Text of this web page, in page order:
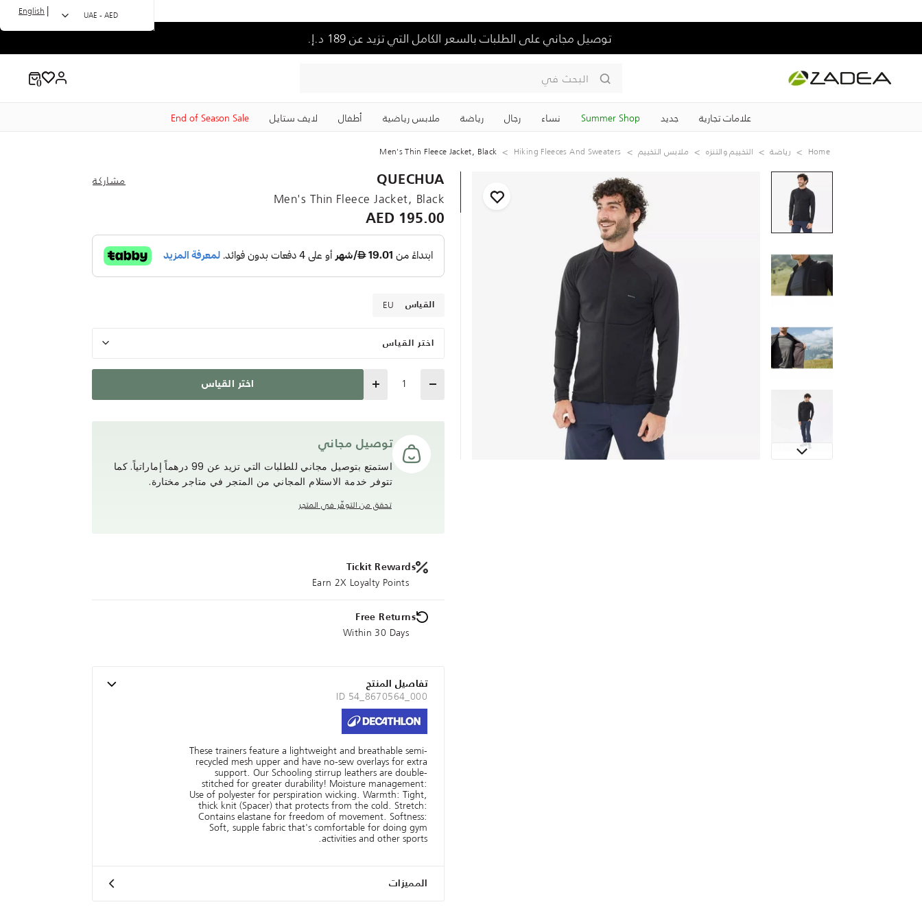
توصيل مجاني على الطلبات بالسعر الكامل التي تزيد عن 189 د.إ.
البحث في
علامات تجارية جديد Summer Shop نساء رجال رياضة ملابس رياضية ‏أطفال لايف ستايل End of Season Sale
UAE - AED
|
English
Home رياضة التخييم والتنزه ملابس التخييم Hiking Fleeces And Sweaters
Men's Thin Fleece Jacket, Black
QUECHUA مشاركة
Men's Thin Fleece Jacket, Black
195.00 AED
القياس EU
اختر القياس
Quantity اختر القياس
توصيل مجاني
استمتع بتوصيل مجاني للطلبات التي تزيد عن 99 درهماً إماراتياً. كما
تتوفر خدمة الاستلام المجاني من المتجر في متاجر مختارة.
تحقق من التوفّر في المتجر
Tickit Rewards
Earn 2X Loyalty Points
Free Returns
Within 30 Days
تفاصيل المنتج
ID 54_8670564_000
These trainers feature a lightweight and breathable semi-
recycled mesh upper and have no-sew overlays for extra
support. Our Schooling stirrup leathers are double-
stitched for greater durability! Moisture management:
Use of polyester for perspiration wicking. Warmth: Tight,
thick knit (Spacer) that protects from the cold. Stretch:
Contains elastane for freedom of movement. Softness:
Soft, supple fabric that's comfortable for doing gym
activities and other sports.
المميزات